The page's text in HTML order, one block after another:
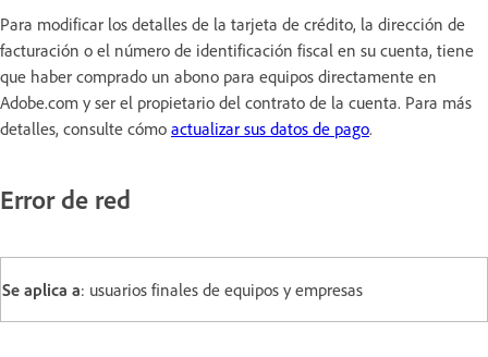
Para modificar los detalles de la tarjeta de crédito, la dirección de
facturación o el número de identificación fiscal en su cuenta, tiene
que haber comprado un abono para equipos directamente en
Adobe.com y ser el propietario del contrato de la cuenta. Para más
detalles, consulte cómo actualizar sus datos de pago.
Error de red
Se aplica a: usuarios finales de equipos y empresas